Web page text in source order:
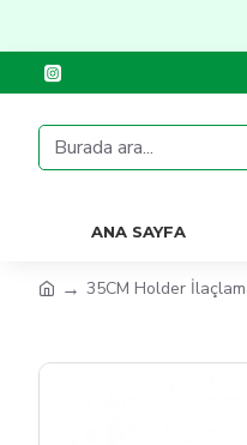
ANA SAYFA
35CM Holder